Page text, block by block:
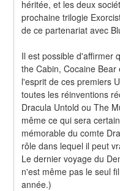
héritée, et les deux
prochaine trilogie
de ce partenariat avec
Il est possible d'affirmer
the Cabin, Cocaine
l'esprit de ces premiers
toutes les réinventions
Dracula Untold ou The
même ce qui sera
mémorable du comte
rôle dans lequel il peut
Le dernier voyage du
n'est même pas le seul
année.)